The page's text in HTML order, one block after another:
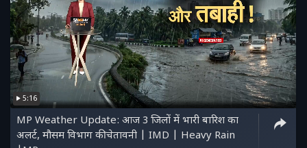
5:16
MP Weather Update: आज 3 जिलों में भारी बारिश का
अलर्ट, मौसम विभाग की चेतावनी | IMD | Heavy Rain